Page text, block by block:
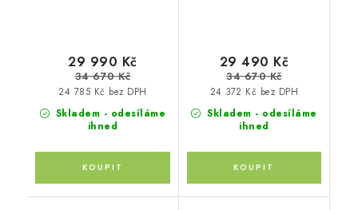
Skladem - odesíláme
ihned
24 785 Kč bez DPH
29 990 Kč
34 670 Kč
Skladem - odesíláme
ihned
24 372 Kč bez DPH
29 490 Kč
34 670 Kč